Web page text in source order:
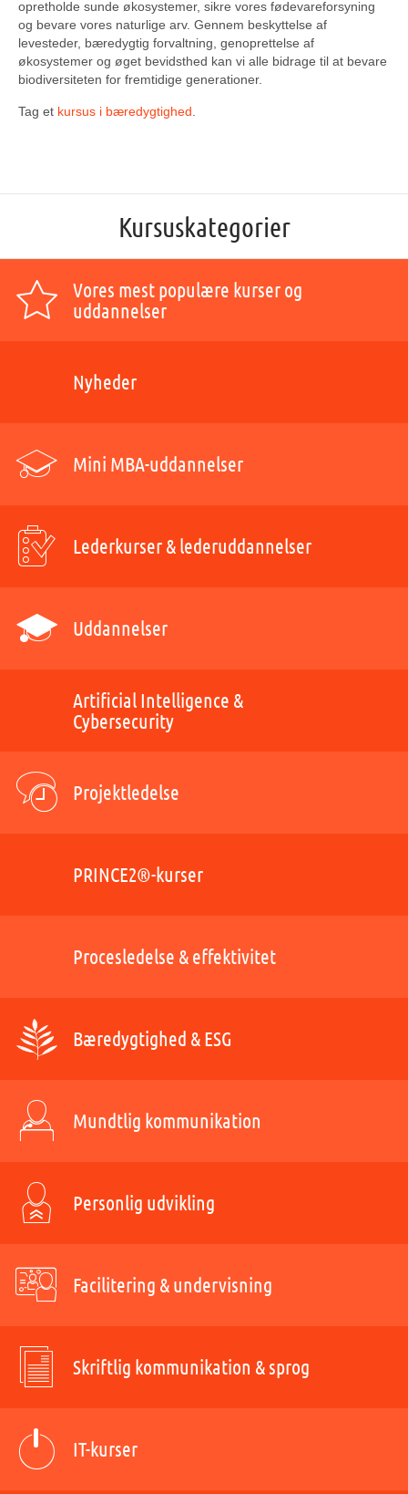
opretholde sunde økosystemer, sikre vores fødevareforsyning
og bevare vores naturlige arv. Gennem beskyttelse af
levesteder, bæredygtig forvaltning, genoprettelse af
økosystemer og øget bevidsthed kan vi alle bidrage til at bevare
biodiversiteten for fremtidige generationer.
Tag et kursus i bæredygtighed
Kursuskategorier
Vores mest populære kurser og
uddannelser
Nyheder
Mini MBA-uddannelser
Lederkurser & lederuddannelser
Uddannelser
Artificial Intelligence &
Cybersecurity
Projektledelse
PRINCE2®-kurser
Procesledelse & effektivitet
Bæredygtighed & ESG
Mundtlig kommunikation
Personlig udvikling
Facilitering & undervisning
Skriftlig kommunikation & sprog
IT-kurser